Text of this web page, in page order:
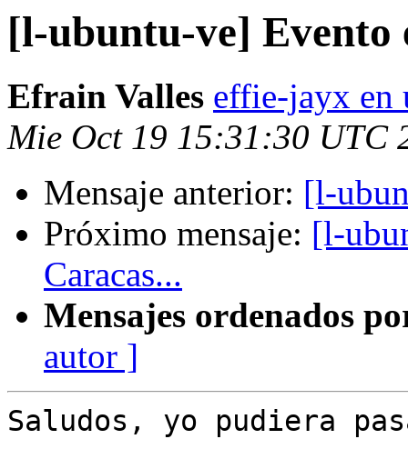
[l-ubuntu-ve] Evento
Efrain Valles effie-jayx en
Mie Oct 19 15:31:30 UTC
Mensaje anterior: [l-
Próximo mensaje: [l-
Caracas...
Mensajes ordenados
autor ]
Saludos, yo pudiera